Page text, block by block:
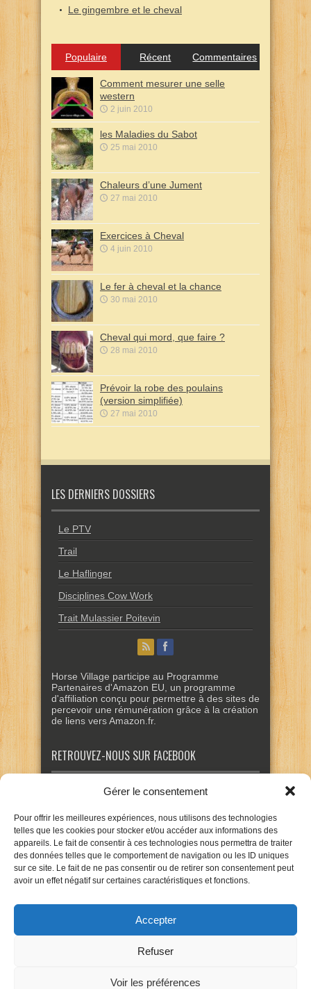
Gérer le consentement
Pour offrir les meilleures expériences, nous utilisons des technologies
telles que les cookies pour stocker et/ou accéder aux informations des
appareils. Le fait de consentir à ces technologies nous permettra de traiter
des données telles que le comportement de navigation ou les ID uniques
sur ce site. Le fait de ne pas consentir ou de retirer son consentement peut
avoir un effet négatif sur certaines caractéristiques et fonctions.
Accepter
Refuser
Voir les préférences
Le gingembre et le cheval
Populaire Récent Commentaires
Comment mesurer une selle
western
2 juin 2010
les Maladies du Sabot
25 mai 2010
Chaleurs d’une Jument
27 mai 2010
Exercices à Cheval
4 juin 2010
Le fer à cheval et la chance
30 mai 2010
Cheval qui mord, que faire ?
28 mai 2010
Prévoir la robe des poulains
(version simplifiée)
27 mai 2010
LES DERNIERS DOSSIERS
Le PTV
Trail
Le Haflinger
Disciplines Cow Work
Trait Mulassier Poitevin
Horse Village participe au Programme
Partenaires d'Amazon EU, un programme
d'affiliation conçu pour permettre à des sites de
percevoir une rémunération grâce à la création
de liens vers Amazon.fr.
RETROUVEZ-NOUS SUR FACEBOOK